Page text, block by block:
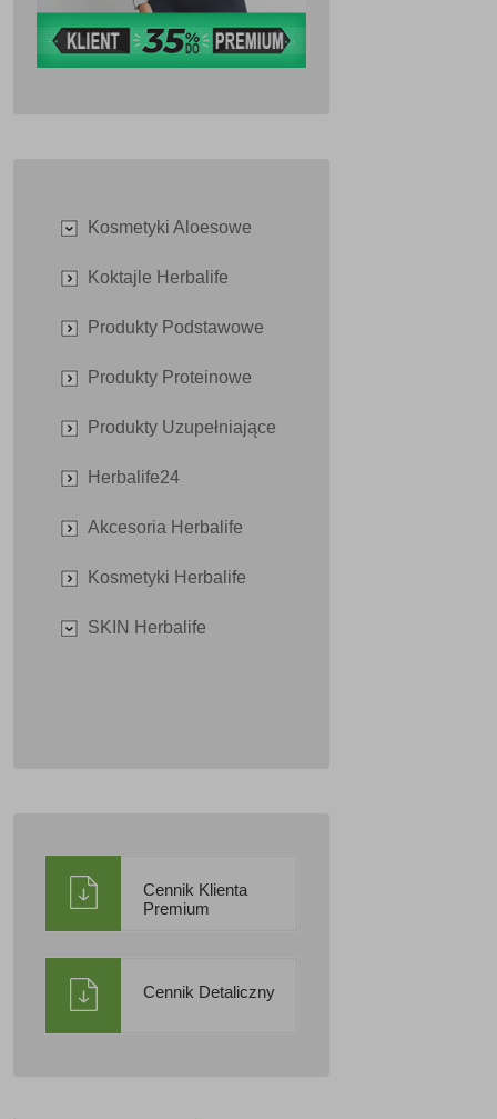
Kosmetyki Aloesowe
Koktajle Herbalife
Produkty Podstawowe
Produkty Proteinowe
Produkty Uzupełniające
Herbalife24
Akcesoria Herbalife
Kosmetyki Herbalife
SKIN Herbalife
Cennik Klienta
Premium
Cennik Detaliczny